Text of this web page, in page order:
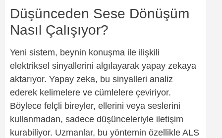
Düşünceden Sese Dönüşüm
Nasıl Çalışıyor?
Yeni sistem, beynin konuşma ile ilişkili
elektriksel sinyallerini algılayarak yapay zekaya
aktarıyor. Yapay zeka, bu sinyalleri analiz
ederek kelimelere ve cümlelere çeviriyor.
Böylece felçli bireyler, ellerini veya seslerini
kullanmadan, sadece düşünceleriyle iletişim
kurabiliyor. Uzmanlar, bu yöntemin özellikle ALS